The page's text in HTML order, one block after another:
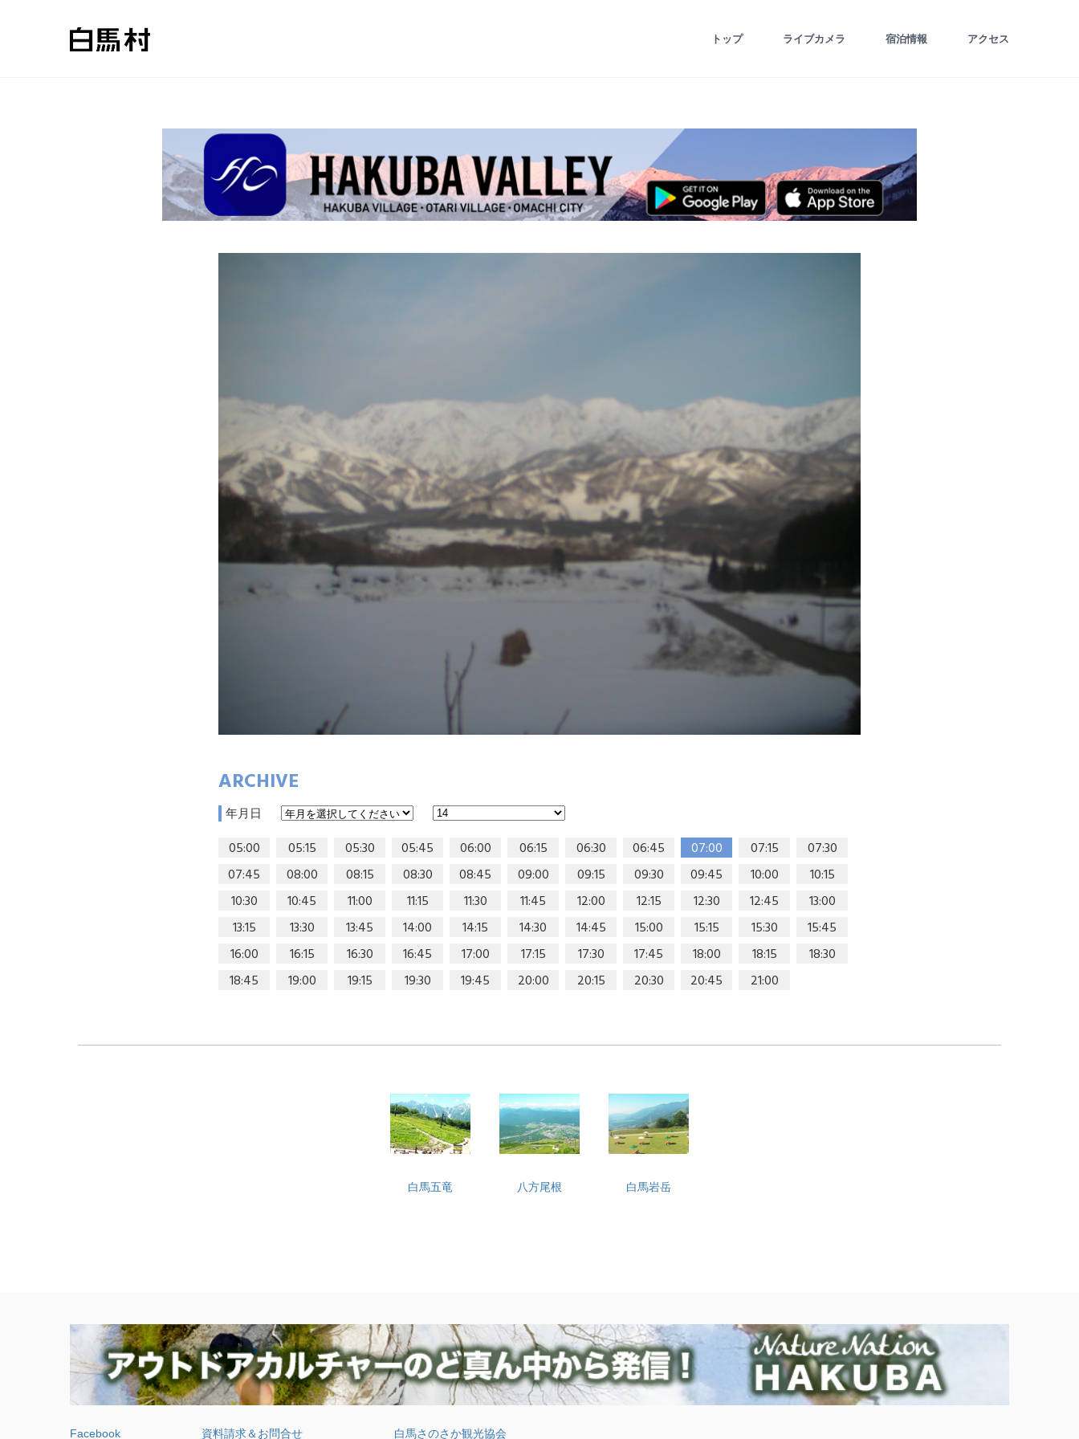
トップ ライブカメラ 宿泊情報 アクセス
ARCHIVE
年月日
05:00 05:15 05:30 05:45 06:00 06:15 06:30 06:45 07:00 07:15
07:30
07:45
08:00 08:15 08:30 08:45 09:00 09:15 09:30 09:45 10:00
10:15
10:30
10:45 11:00 11:15 11:30 11:45 12:00 12:15 12:30 12:45
13:00
13:15
13:30 13:45 14:00 14:15 14:30 14:45 15:00 15:15 15:30
15:45
16:00
16:15 16:30 16:45 17:00 17:15 17:30 17:45 18:00 18:15
18:30
18:45
19:00 19:15 19:30 19:45 20:00 20:15 20:30 20:45 21:00
白馬五竜 八方尾根 白馬岩岳